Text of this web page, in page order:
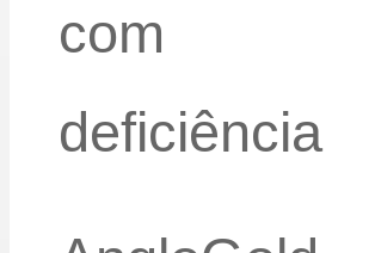
com
deficiência